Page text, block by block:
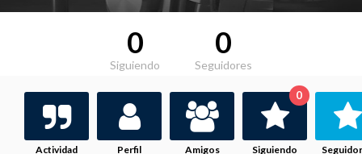
0
Siguiendo
0
Seguidores
Actividad Perfil Amigos Siguiendo
0